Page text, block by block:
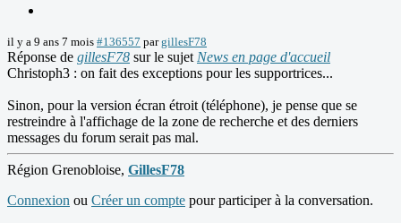
il y a 9 ans 7 mois #136557 pargillesF78
Réponse de gillesF78 sur le sujet News en page d'accueil
Christoph3 : on fait des exceptions pour les supportrices...
Sinon, pour la version écran étroit (téléphone), je pense que se
restreindre à l'affichage de la zone de recherche et des derniers
messages du forum serait pas mal.
Région Grenobloise, GillesF78
Connexion ou Créer un compte pour participer à la conversation.